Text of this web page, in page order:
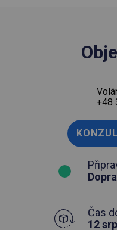
+48
Čas
12